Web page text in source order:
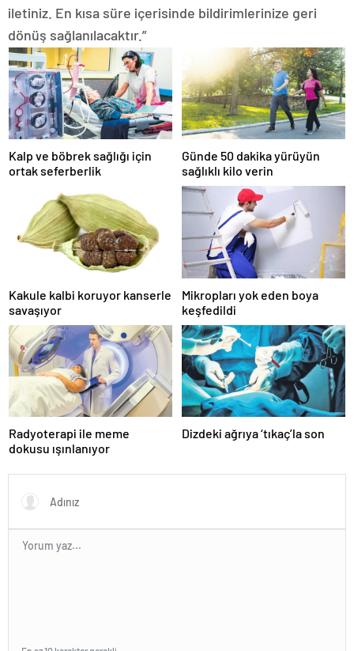
iletiniz. En kısa süre içerisinde bildirimlerinize geri
dönüş sağlanılacaktır.”
Kalp ve böbrek sağlığı için
ortak seferberlik
Günde 50 dakika yürüyün
sağlıklı kilo verin
Kakule kalbi koruyor kanserle
savaşıyor
Mikropları yok eden boya
keşfedildi
Radyoterapi ile meme
dokusu ışınlanıyor
Dizdeki ağrıya ‘tıkaç’la son